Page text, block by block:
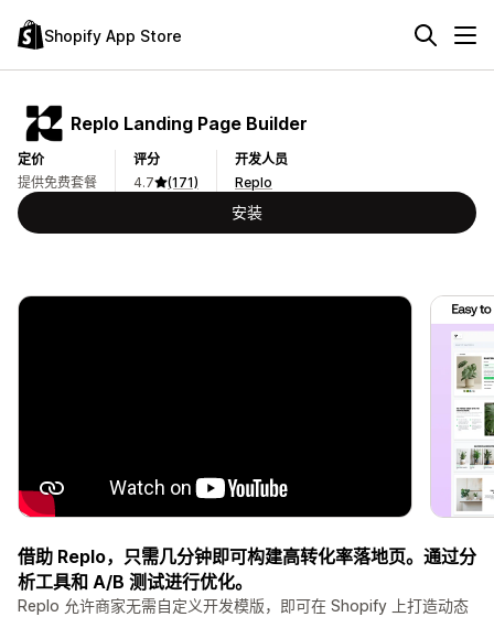
Shopify App Store
Replo Landing Page Builder
定价
提供免费套餐
评分
4.7
(171)
开发人员
Replo
安装
借助 Replo，只需几分钟即可构建高转化率落地页。通过分
析工具和 A/B 测试进行优化。
Replo 允许商家无需自定义开发模版，即可在 Shopify 上打造动态